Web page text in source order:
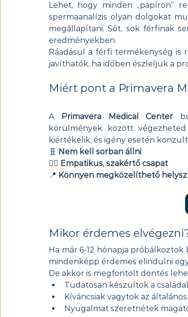
Lehet, hogy minden „papíron”
spermaanalízis olyan dolgokat
megállapítani. Sőt, sok férfinak
eredményekben.
Ráadásul a férfi termékenység is
javíthatók, ha időben észleljük a
Miért pont a Primavera
A Primavera Medical Center
körülmények között
kiértékelik, és igény esetén
🧬 Nem kell sorban állni
🧑‍⚕️ Empatikus, szakértő csapat
📍 Könnyen megközelíthető
Mikor érdemes
Ha már 6-12 hónapja
mindenképp érdemes elindulni
De akkor is megfontolt döntés
Tudatosan készültök a
Kíváncsiak vagytok az
Nyugalmat szeretnétek